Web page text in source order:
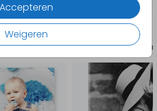
Accepteren
Weigeren
lijken